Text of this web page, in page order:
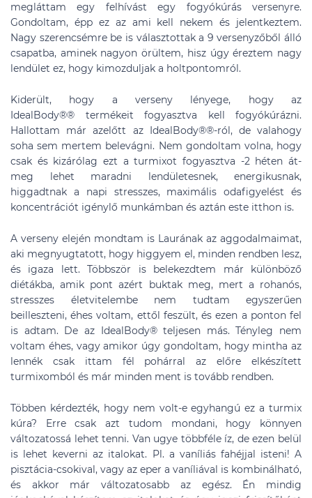
megláttam egy felhívást egy fogyókúrás versenyre.
Gondoltam, épp ez az ami kell nekem és jelentkeztem.
Nagy szerencsémre be is választottak a 9 versenyzőből álló
csapatba, aminek nagyon örültem, hisz úgy éreztem nagy
lendület ez, hogy kimozduljak a holtpontomról.
Kiderült, hogy a verseny lényege, hogy az
IdealBody®® termékeit fogyasztva kell fogyókúrázni.
Hallottam már azelőtt az IdealBody®®-ról, de valahogy
soha sem mertem belevágni. Nem gondoltam volna, hogy
csak és kizárólag ezt a turmixot fogyasztva -2 héten át-
meg lehet maradni lendületesnek, energikusnak,
higgadtnak a napi stresszes, maximális odafigyelést és
koncentrációt igénylő munkámban és aztán este itthon is.
A verseny elején mondtam is Laurának az aggodalmaimat,
aki megnyugtatott, hogy higgyem el, minden rendben lesz,
és igaza lett. Többször is belekezdtem már különböző
diétákba, amik pont azért buktak meg, mert a rohanós,
stresszes életvitelembe nem tudtam egyszerűen
beilleszteni, éhes voltam, ettől feszült, és ezen a ponton fel
is adtam. De az IdealBody® teljesen más. Tényleg nem
voltam éhes, vagy amikor úgy gondoltam, hogy mintha az
lennék csak ittam fél pohárral az előre elkészített
turmixomból és már minden ment is tovább rendben.
Többen kérdezték, hogy nem volt-e egyhangú ez a turmix
kúra? Erre csak azt tudom mondani, hogy könnyen
változatossá lehet tenni. Van ugye többféle íz, de ezen belül
is lehet keverni az italokat. Pl. a vaníliás fahéjjal isteni! A
pisztácia-csokival, vagy az eper a vaníliával is kombinálható,
és akkor már változatosabb az egész. Én mindig